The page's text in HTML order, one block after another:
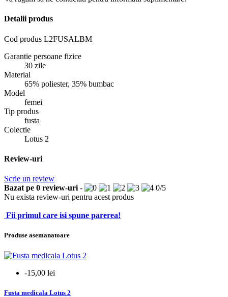
Detalii produs
Cod produs L2FUSALBM
Garantie persoane fizice
30 zile
Material
65% poliester, 35% bumbac
Model
femei
Tip produs
fusta
Colectie
Lotus 2
Review-uri
Scrie un review
Bazat pe 0 review-uri - 0/5
Nu exista review-uri pentru acest produs
Fii primul care isi spune parerea!
Produse asemanatoare
-15,00 lei
Fusta medicala Lotus 2